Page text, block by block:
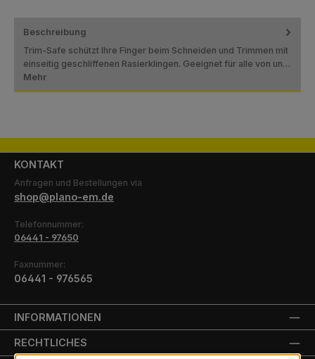
Beschreibung
Trim-Safe schützt Ihre Finger beim Schneiden und Trimmen mit
einseitig geschliffenen Rasierklingen. Geeignet für alle von un…
Mehr
KONTAKT
Anfragen und Bestellungen via
shop@plano-em.de
Telefonnummer:
06441 - 97650
Faxnummer:
06441 - 976565
INFORMATIONEN
RECHTLICHES